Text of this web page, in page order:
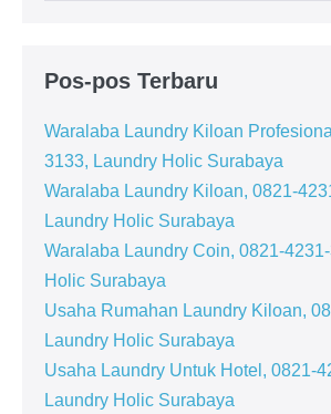
Pos-pos Terbaru
Waralaba Laundry Kiloan
3133, Laundry Holic Surabaya
Waralaba Laundry Kiloan, 0821-
Laundry Holic Surabaya
Waralaba Laundry Coin, 0821-
Holic Surabaya
Usaha Rumahan Laundry Kiloan,
Laundry Holic Surabaya
Usaha Laundry Untuk Hotel, 0821-
Laundry Holic Surabaya